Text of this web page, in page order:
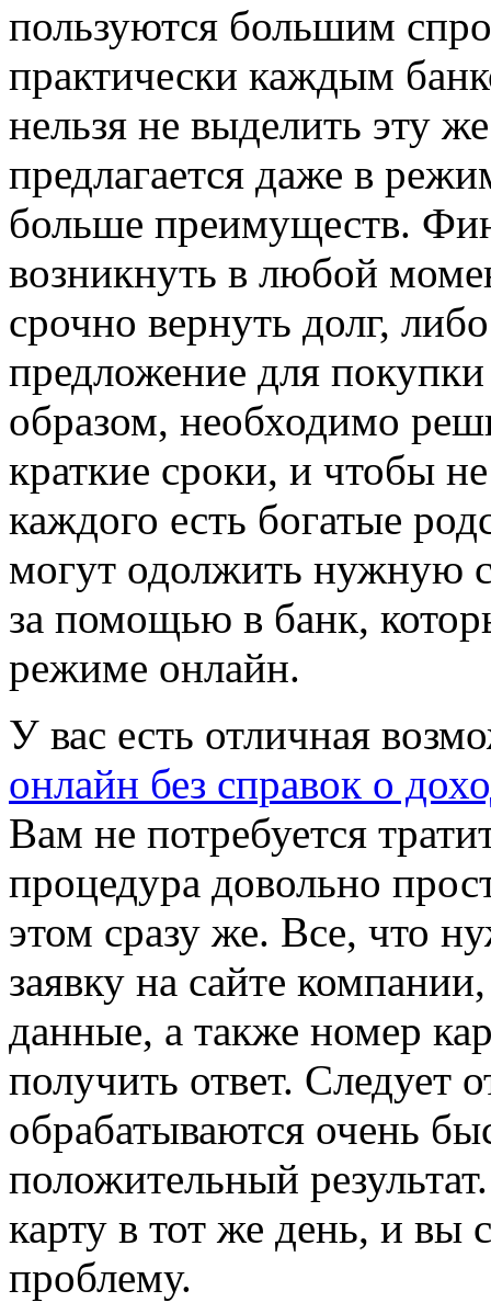
пользуются большим
практически каждым
нельзя не выделить эту
предлагается даже в
больше преимуществ.
возникнуть в любой
срочно вернуть долг,
предложение для
образом, необходимо
краткие сроки, и чтобы
каждого есть богатые
могут одолжить нужную
за помощью в банк,
режиме онлайн.
У вас есть отличная
онлайн без справок о
Вам не потребуется
процедура довольно
этом сразу же. Все, что
заявку на сайте
данные, а также номер
получить ответ. Следует
обрабатываются очень
положительный
карту в тот же день, и вы
проблему.